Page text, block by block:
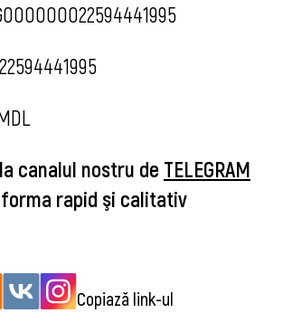
canalul nostru de TELEGRAM
rapid şi calitativ
Copiază link-ul